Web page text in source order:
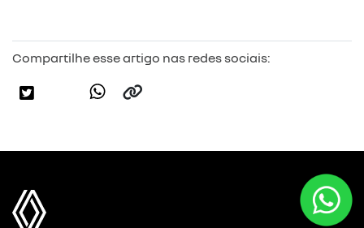
Compartilhe esse artigo nas redes sociais: